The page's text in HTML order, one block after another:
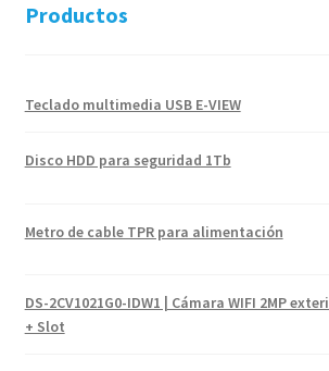
Productos
Teclado multimedia USB E-VIEW
Disco HDD para seguridad 1Tb
Metro de cable TPR para alimentación
DS-2CV1021G0-IDW1 | Cámara WIFI 2MP
+ Slot